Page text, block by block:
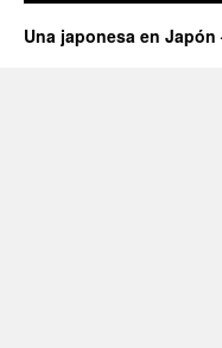
Una japonesa en Japón